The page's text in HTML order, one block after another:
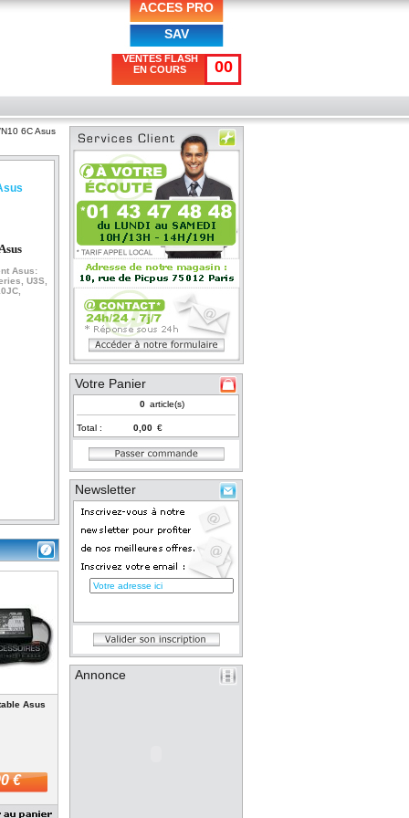
ACCES PRO
SAV
VENTES FLASH
EN COURS
00
6C Asus
Asus:
U3S,
Asus
€
Votre Panier
article(s)
Total : €
Newsletter
Annonce